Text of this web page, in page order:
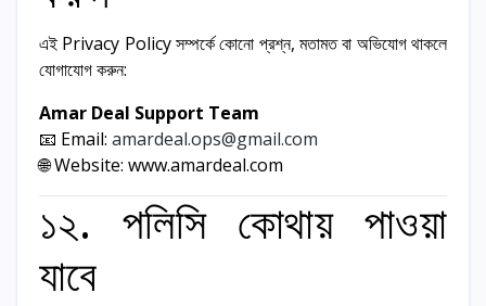
এই Privacy Policy সম্পর্কে কোনো প্রশ্ন, মতামত বা অভিযোগ থাকলে
যোগাযোগ করুন:
Amar Deal Support Team
📧 Email: amardeal.ops@gmail.com
🌐 Website: www.amardeal.com
১২. পলিসি কোথায় পাওয়া
যাবে